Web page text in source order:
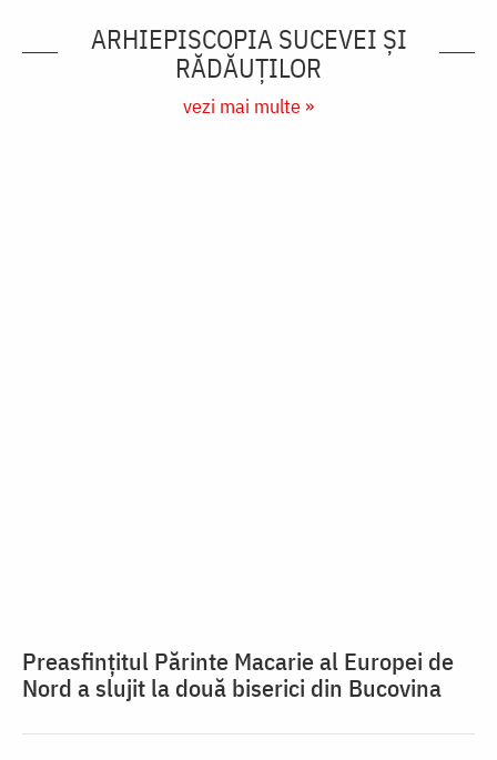
ARHIEPISCOPIA SUCEVEI ŞI
RĂDĂUŢILOR
vezi mai multe »
Preasfințitul Părinte Macarie al Europei de
Nord a slujit la două biserici din Bucovina